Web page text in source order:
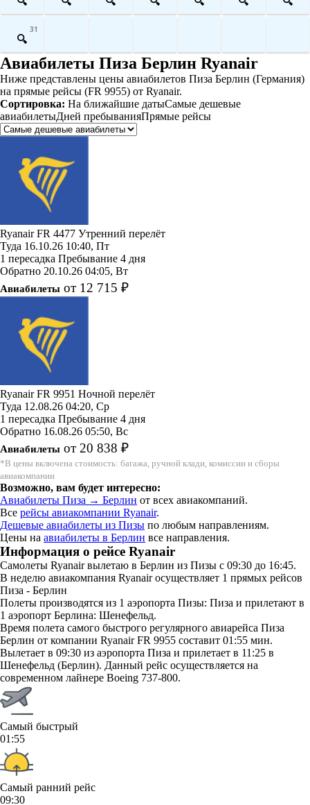
31
Авиабилеты Пиза Берлин Ryanair
Ниже представлены цены авиабилетов Пиза Берлин (Германия)
на прямые рейсы (FR 9955) от Ryanair.
Сортировка: На ближайшие датыСамые дешевые
авиабилетыДней пребыванияПрямые рейсы
RyanairFR 4477 Утренний перелёт
Туда 16.10.26 10:40, Пт
1 пересадка Пребывание 4 дня
Обратно 20.10.26 04:05, Вт
Авиабилеты от 12 715 ₽
RyanairFR 9951 Ночной перелёт
Туда 12.08.26 04:20, Ср
1 пересадка Пребывание 4 дня
Обратно 16.08.26 05:50, Вс
Авиабилеты от 20 838 ₽
*В цены включена стоимость: багажа, ручной клади, комиссии и сборы
авиакомпании
Возможно, вам будет интересно:
Авиабилеты Пиза → Берлин от всех авиакомпаний.
Все рейсы авиакомпании Ryanair.
Дешевые авиабилеты из Пизы по любым направлениям.
Цены на авиабилеты в Берлин все направления.
Информация о рейсе Ryanair
Самолеты Ryanair вылетаю в Берлин из Пизы с 09:30 до 16:45.
В неделю авиакомпания Ryanair осуществляет 1 прямых рейсов
Пиза - Берлин
Полеты производятся из 1 аэропорта Пизы: Пиза и прилетают в
1 аэропорт Берлина: Шенефельд.
Время полета самого быстрого регулярного авиарейса Пиза
Берлин от компании Ryanair FR 9955 составит 01:55 мин.
Вылетает в 09:30 из аэропорта Пиза и прилетает в 11:25 в
Шенефельд (Берлин). Данный рейс осуществляется на
современном лайнере Boeing 737-800.
Самый быстрый
01:55
Самый ранний рейс
09:30